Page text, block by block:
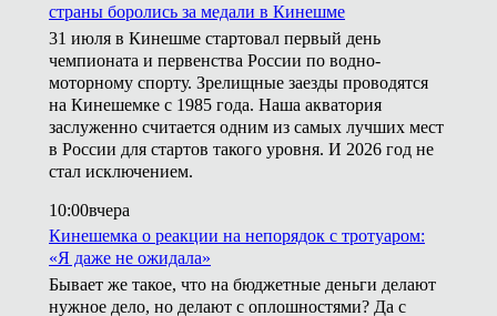
страны боролись за медали в Кинешме
31 июля в Кинешме стартовал первый день
чемпионата и первенства России по водно-
моторному спорту. Зрелищные заезды проводятся
на Кинешемке с 1985 года. Наша акватория
заслуженно считается одним из самых лучших мест
в России для стартов такого уровня. И 2026 год не
стал исключением.
10:00вчера
Кинешемка о реакции на непорядок с тротуаром:
«Я даже не ожидала»
Бывает же такое, что на бюджетные деньги делают
нужное дело, но делают с оплошностями? Да с